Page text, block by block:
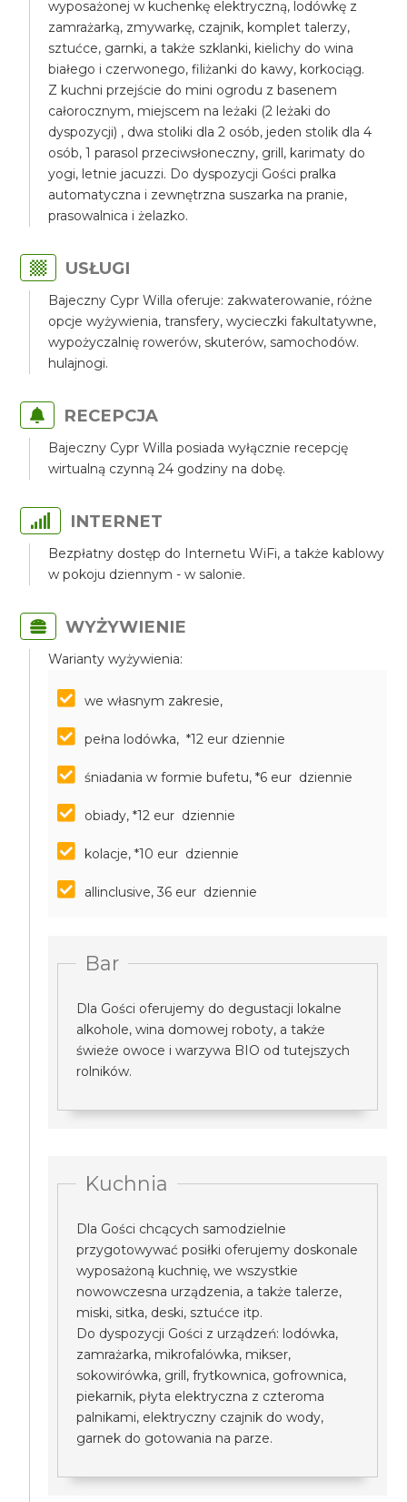
wyposażonej w kuchenkę elektryczną, lodówkę z
zamrażarką, zmywarkę, czajnik, komplet talerzy,
sztućce, garnki, a także szklanki, kielichy do wina
białego i czerwonego, filiżanki do kawy, korkociąg.
Z kuchni przejście do mini ogrodu z basenem
całorocznym, miejscem na leżaki (2 leżaki do
dyspozycji) , dwa stoliki dla 2 osób, jeden stolik dla 4
osób, 1 parasol przeciwsłoneczny, grill, karimaty do
yogi, letnie jacuzzi. Do dyspozycji Gości pralka
automatyczna i zewnętrzna suszarka na pranie,
prasowalnica i żelazko.
USŁUGI
Bajeczny Cypr Willa oferuje: zakwaterowanie, różne
opcje wyżywienia, transfery, wycieczki fakultatywne,
wypożyczalnię rowerów, skuterów, samochodów.
hulajnogi.
RECEPCJA
Bajeczny Cypr Willa posiada wyłącznie recepcję
wirtualną czynną 24 godziny na dobę.
INTERNET
Bezpłatny dostęp do Internetu WiFi, a także kablowy
w pokoju dziennym - w salonie.
WYŻYWIENIE
Warianty wyżywienia:
we własnym zakresie,
pełna lodówka, *12 eur dziennie
śniadania w formie bufetu, *6 eur dziennie
obiady, *12 eur dziennie
kolacje, *10 eur dziennie
allinclusive, 36 eur dziennie
Bar
Dla Gości oferujemy do degustacji lokalne
alkohole, wina domowej roboty, a także
świeże owoce i warzywa BIO od tutejszych
rolników.
Kuchnia
Dla Gości chcących samodzielnie
przygotowywać posiłki oferujemy doskonale
wyposażoną kuchnię, we wszystkie
nowowczesna urządzenia, a także talerze,
miski, sitka, deski, sztućce itp.
Do dyspozycji Gości z urządzeń: lodówka,
zamrażarka, mikrofalówka, mikser,
sokowirówka, grill, frytkownica, gofrownica,
piekarnik, płyta elektryczna z czteroma
palnikami, elektryczny czajnik do wody,
garnek do gotowania na parze.